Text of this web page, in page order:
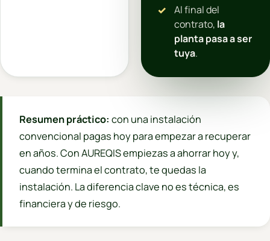
Al final del
contrato, la
planta pasa a ser
tuya.
Resumen práctico: con una instalación
convencional pagas hoy para empezar a recuperar
en años. Con AUREQIS empiezas a ahorrar hoy y,
cuando termina el contrato, te quedas la
instalación. La diferencia clave no es técnica, es
financiera y de riesgo.